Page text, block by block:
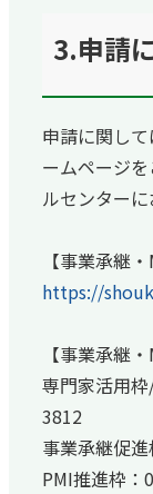
3.申請
申請に関し
ームページ
ルセンターに
【事業承継
https://
【事業承継
専門家活用
3812
事業承継促
PMI推進枠：